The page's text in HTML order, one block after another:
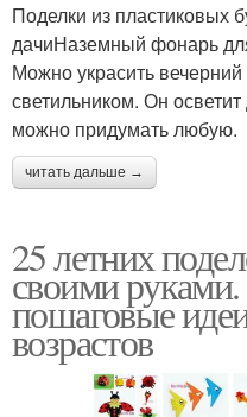
Поделки из пластиковых
дачиНаземный фонарь
Можно украсить
светильником. Он
можно придумать любую.
читать дальше →
25 летних
своими
пошаговые
возрастов